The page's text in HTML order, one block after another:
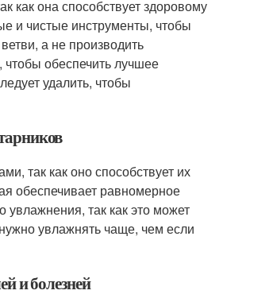
как она способствует здоровому
и чистые инструменты, чтобы
а не производить
чтобы обеспечить лучшее
удалить, чтобы
так как оно способствует их
обеспечивает равномерное
увлажнения, так как это может
увлажнять чаще, чем если
и болезней